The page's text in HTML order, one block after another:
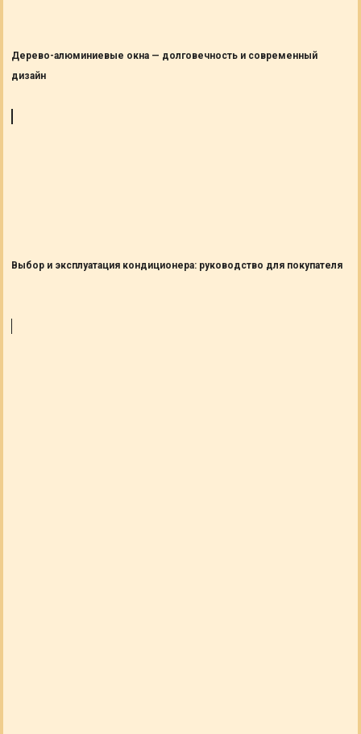
Дерево-алюминиевые окна — долговечность и современный
дизайн
Выбор и эксплуатация кондиционера: руководство для покупателя